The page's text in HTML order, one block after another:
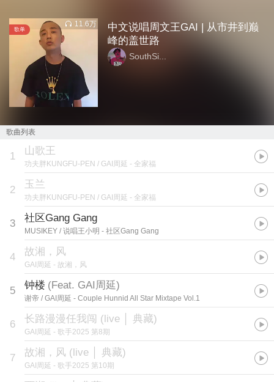
歌单
11.6万
中文说唱周文王GAI | 从市井到巅
峰的盖世路
SouthSi...
歌曲列表
1 山歌王
功夫胖KUNGFU-PEN / GAI周延 - 全家福
2 玉兰
功夫胖KUNGFU-PEN / GAI周延 - 全家福
3 社区Gang Gang
MUSIKEY / 说唱王小明 - 社区Gang Gang
4 故湘，风
GAI周延 - 故湘，风
5 钟楼 (Feat. GAI周延)
谢帝 / GAI周延 - Couple Hunnid All Star Mixtape Vol.1
6 长路漫漫任我闯 (live │ 典藏)
GAI周延 - 歌手2025 第8期
7 故湘，风 (live │ 典藏)
GAI周延 - 歌手2025 第10期